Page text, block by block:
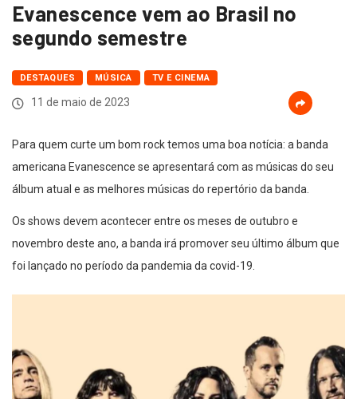
Evanescence vem ao Brasil no
segundo semestre
DESTAQUES MÚSICA TV E CINEMA
11 de maio de 2023
Para quem curte um bom rock temos uma boa notícia: a banda
americana Evanescence se apresentará com as músicas do seu
álbum atual e as melhores músicas do repertório da banda.
Os shows devem acontecer entre os meses de outubro e
novembro deste ano, a banda irá promover seu último álbum que
foi lançado no período da pandemia da covid-19.